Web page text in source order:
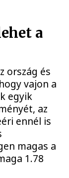
a
ország és
vajon a
egyik
az
ennél is
magas a
1.78